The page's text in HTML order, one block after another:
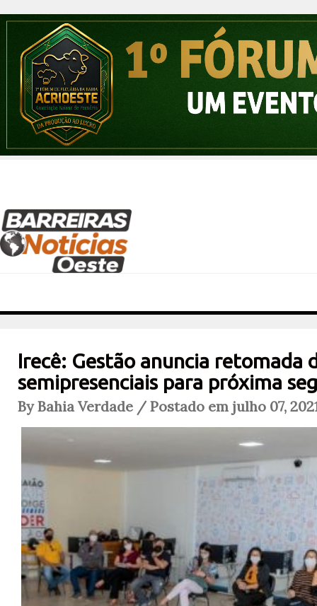
Irecê: Gestão anuncia retomada
semipresenciais para próxima
By Bahia Verdade / Postado em julho 07,